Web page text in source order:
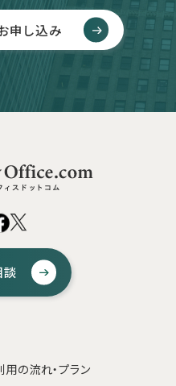
申し込み
談
用の流れ・プラン